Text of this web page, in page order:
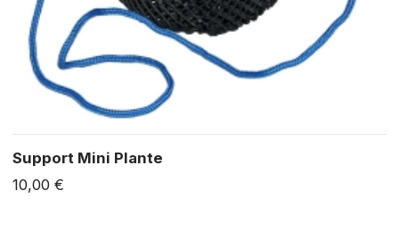
Support Mini Plante
10,00 €